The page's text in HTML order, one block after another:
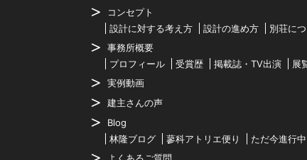
コンセプト
設計に対する考え方
設計の進め方
別荘に
事務所概要
プロフィール
受賞歴 掲載誌・TV出演
展
実例動画
建主さんの声
Blog
林隆ブログ
蓼科アトリエ便り
ただ今進行中
よくあるご質問